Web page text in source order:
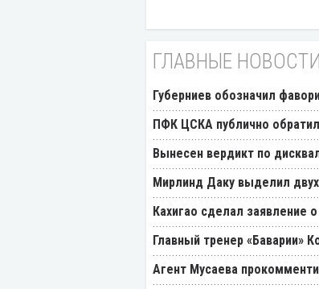
ГЛАВНЫЕ НОВОСТИ
Губерниев обозначил
ПФК ЦСКА публично
Вынесен вердикт по
Мирлинд Даку выделил
Кахигао сделал заявление
Главный тренер «Баварии»
Агент Мусаева